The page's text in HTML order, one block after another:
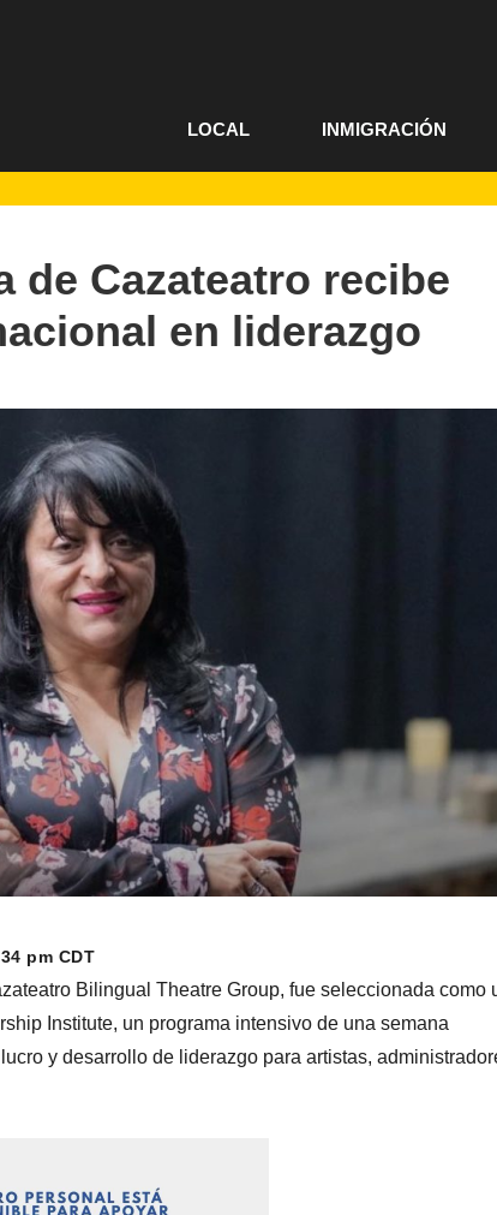
LOCAL INMIGRACIÓN
de Cazateatro recibe
en liderazgo
pm CDT
Bilingual Theatre Group, fue seleccionada como
Institute, un programa intensivo de una semana
y desarrollo de liderazgo para artistas,